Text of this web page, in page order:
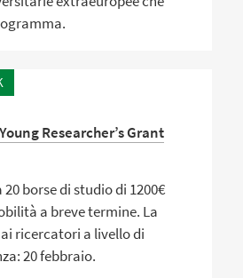
Researcher’s Grant
borse di studio di 1200€
a breve termine. La
ricercatori a livello di
20 febbraio.